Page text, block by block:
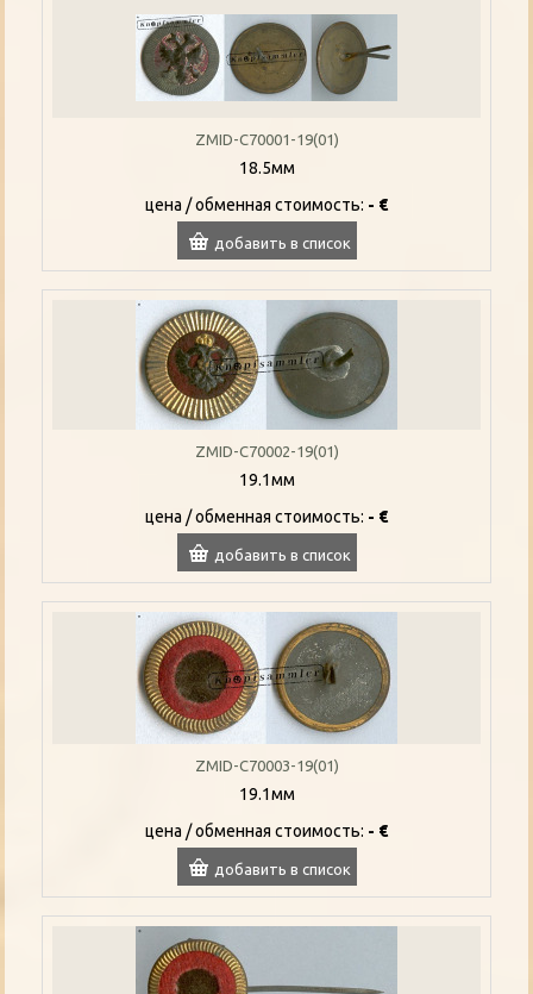
ZMID-C70001-19(01)
18.5мм
цена / oбменная стоимость: - €
добавить в список
ZMID-C70002-19(01)
19.1мм
цена / oбменная стоимость: - €
добавить в список
ZMID-C70003-19(01)
19.1мм
цена / oбменная стоимость: - €
добавить в список